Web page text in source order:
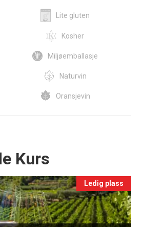
Lite gluten
Kosher
Miljøemballasje
Naturvin
Oransjevin
Kurs
Ledig plass